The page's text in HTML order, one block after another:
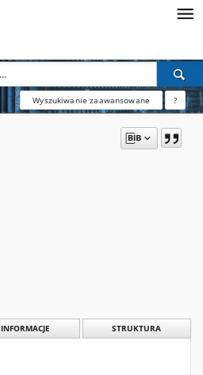
Wyszukiwanie zaawansowane ?
INFORMACJE STRUKTURA